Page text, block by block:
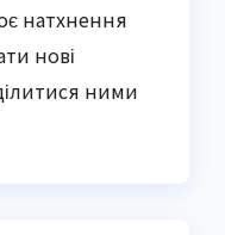
натхнення
нові
ними